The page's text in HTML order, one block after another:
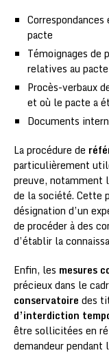
pacte
Témoignages de
relatives au
Procès-verbaux
et où le pacte a
Documents
La procédure de
particulièrement
preuve, notamment
de la société. Cette
désignation d’un
de procéder à des
d’établir la
Enfin, les mesures
précieux dans le
conservatoire des
d’interdiction
être sollicitées en
demandeur pendant